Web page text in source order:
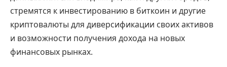
стремятся к инвестированию в биткоин и другие
криптовалюты для диверсификации своих активов
и возможности получения дохода на новых
финансовых рынках.